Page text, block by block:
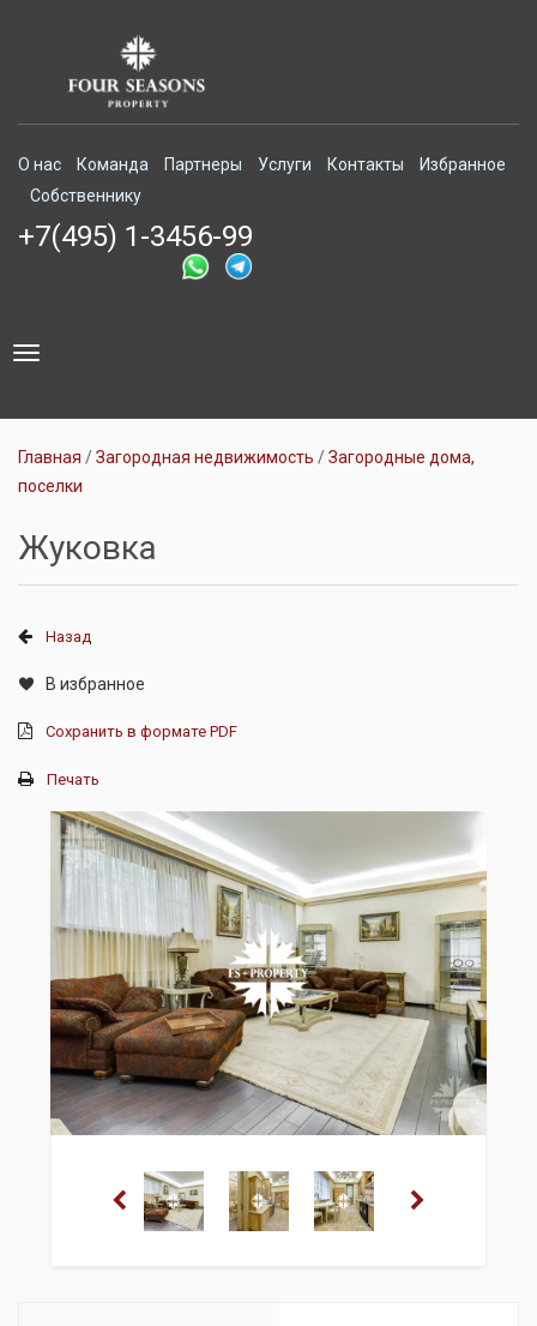
О нас Команда Партнеры Услуги Контакты
Избранное
Собственнику
+7(495) 1-3456-99
Toggle
Главная Загородная недвижимость
Загородные дома,
поселки
Жуковка
Назад
В избранное
Сохранить в формате PDF
Печать